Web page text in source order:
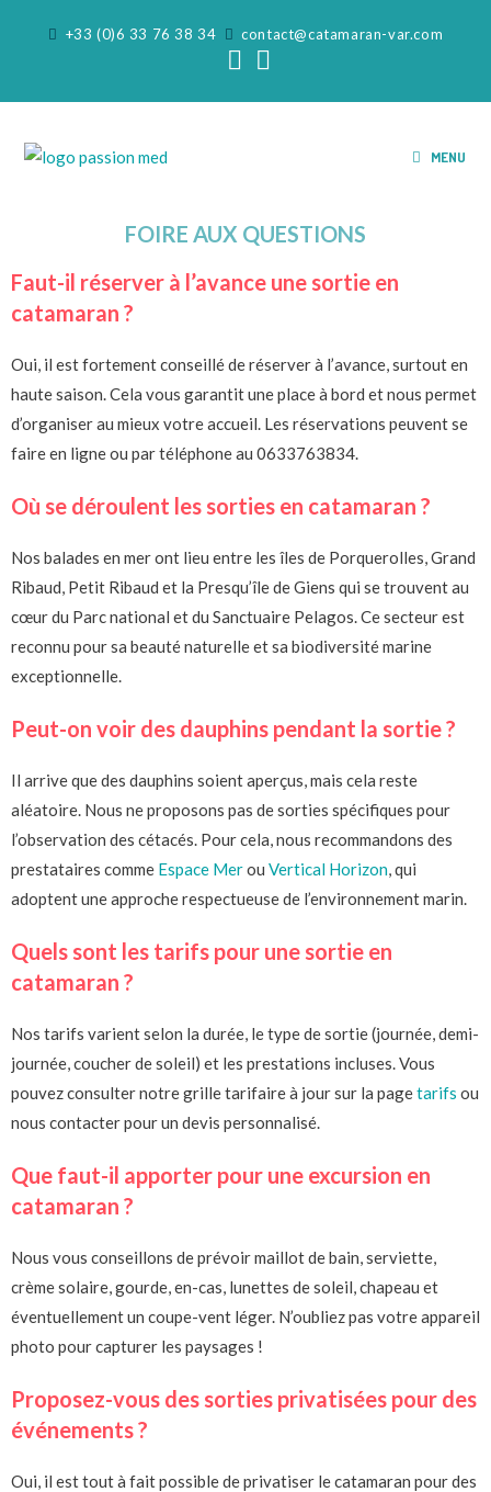
+33 (0)6 33 76 38 34 contact@catamaran-var.com
MENU
FOIRE AUX QUESTIONS
Faut-il réserver à l’avance une sortie en
catamaran ?
Oui, il est fortement conseillé de réserver à l’avance, surtout en
haute saison. Cela vous garantit une place à bord et nous permet
d’organiser au mieux votre accueil. Les réservations peuvent se
faire en ligne ou par téléphone au 0633763834.
Où se déroulent les sorties en catamaran ?
Nos balades en mer ont lieu entre les îles de Porquerolles, Grand
Ribaud, Petit Ribaud et la Presqu’île de Giens qui se trouvent au
cœur du Parc national et du Sanctuaire Pelagos. Ce secteur est
reconnu pour sa beauté naturelle et sa biodiversité marine
exceptionnelle.
Peut-on voir des dauphins pendant la sortie ?
Il arrive que des dauphins soient aperçus, mais cela reste
aléatoire. Nous ne proposons pas de sorties spécifiques pour
l’observation des cétacés. Pour cela, nous recommandons des
prestataires comme Espace Merou Vertical Horizon, qui
adoptent une approche respectueuse de l’environnement marin.
Quels sont les tarifs pour une sortie en
catamaran ?
Nos tarifs varient selon la durée, le type de sortie (journée, demi-
journée, coucher de soleil) et les prestations incluses. Vous
pouvez consulter notre grille tarifaire à jour sur la pagetarifs ou
nous contacter pour un devis personnalisé.
Que faut-il apporter pour une excursion en
catamaran ?
Nous vous conseillons de prévoir maillot de bain, serviette,
crème solaire, gourde, en-cas, lunettes de soleil, chapeau et
éventuellement un coupe-vent léger. N’oubliez pas votre appareil
photo pour capturer les paysages !
Proposez-vous des sorties privatisées pour des
événements ?
Oui, il est tout à fait possible de privatiser le catamaran pour des